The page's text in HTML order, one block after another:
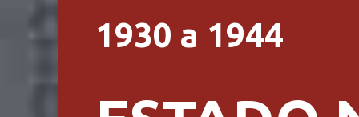
1930 a 1944